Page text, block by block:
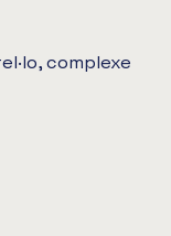
complexe